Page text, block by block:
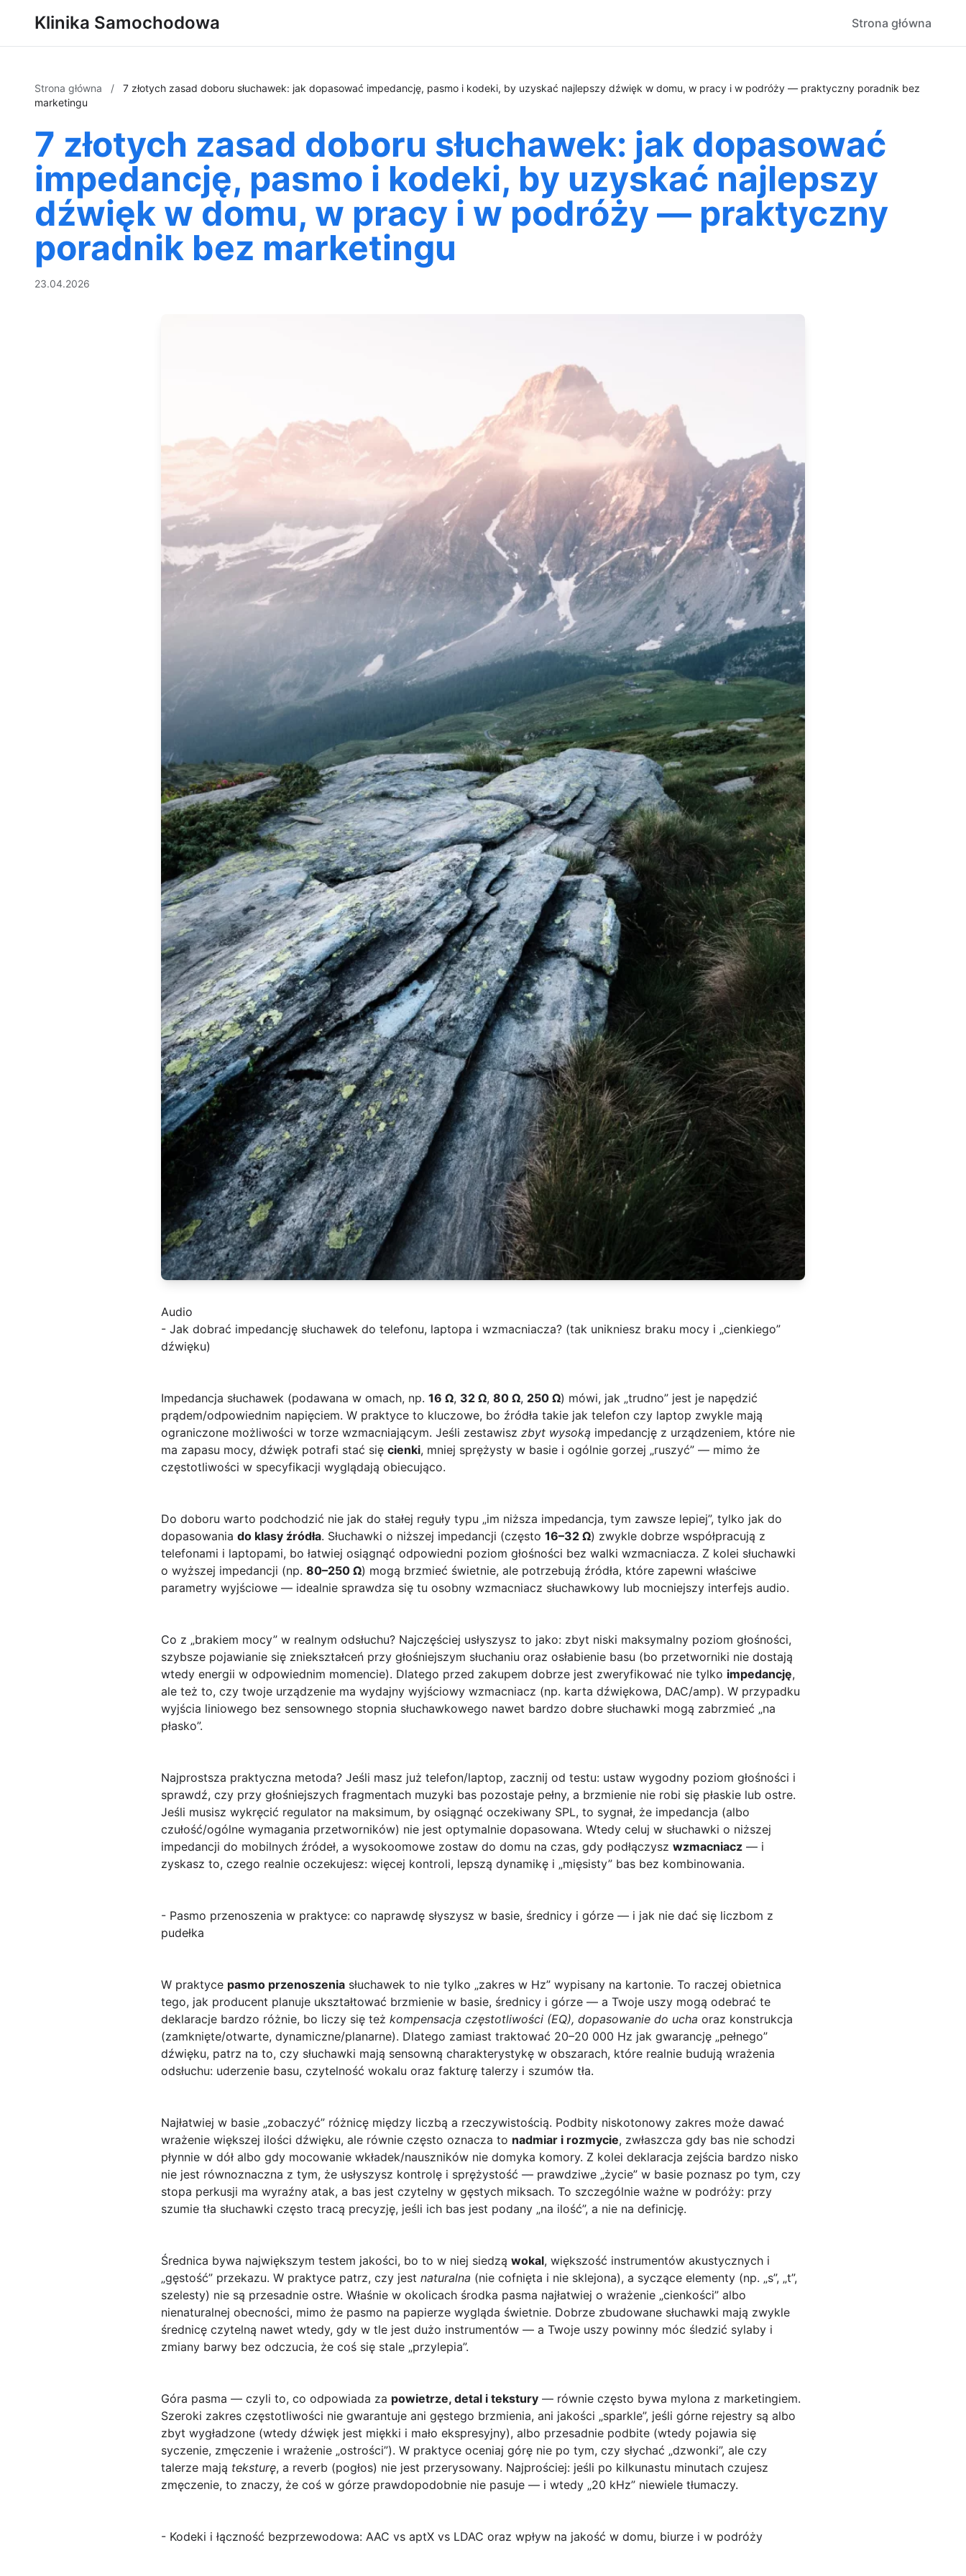
Klinika Samochodowa Strona główna
Strona główna /
7 złotych zasad doboru słuchawek: jak dopasować impedancję, pasmo i kodeki, by uzyskać najlepszy dźwięk w domu, w pracy i w podróży — praktyczny poradnik bez
marketingu
7 złotych zasad doboru słuchawek: jak dopasować
impedancję, pasmo i kodeki, by uzyskać najlepszy
dźwięk w domu, w pracy i w podróży — praktyczny
poradnik bez marketingu
23.04.2026
Audio
- Jak dobrać impedancję słuchawek do telefonu, laptopa i wzmacniacza? (tak unikniesz braku mocy i „cienkiego”
dźwięku)
Impedancja słuchawek (podawana w omach, np. 16 Ω, 32 Ω, 80 Ω, 250 Ω) mówi, jak „trudno” jest je napędzić
prądem/odpowiednim napięciem. W praktyce to kluczowe, bo źródła takie jak telefon czy laptop zwykle mają
ograniczone możliwości w torze wzmacniającym. Jeśli zestawisz zbyt wysoką impedancję z urządzeniem, które nie
ma zapasu mocy, dźwięk potrafi stać się cienki, mniej sprężysty w basie i ogólnie gorzej „ruszyć” — mimo że
częstotliwości w specyfikacji wyglądają obiecująco.
Do doboru warto podchodzić nie jak do stałej reguły typu „im niższa impedancja, tym zawsze lepiej”, tylko jak do
dopasowania do klasy źródła. Słuchawki o niższej impedancji (często 16–32 Ω) zwykle dobrze współpracują z
telefonami i laptopami, bo łatwiej osiągnąć odpowiedni poziom głośności bez walki wzmacniacza. Z kolei słuchawki
o wyższej impedancji (np. 80–250 Ω) mogą brzmieć świetnie, ale potrzebują źródła, które zapewni właściwe
parametry wyjściowe — idealnie sprawdza się tu osobny wzmacniacz słuchawkowy lub mocniejszy interfejs audio.
Co z „brakiem mocy” w realnym odsłuchu? Najczęściej usłyszysz to jako: zbyt niski maksymalny poziom głośności,
szybsze pojawianie się zniekształceń przy głośniejszym słuchaniu oraz osłabienie basu (bo przetworniki nie dostają
wtedy energii w odpowiednim momencie). Dlatego przed zakupem dobrze jest zweryfikować nie tylko impedancję,
ale też to, czy twoje urządzenie ma wydajny wyjściowy wzmacniacz (np. karta dźwiękowa, DAC/amp). W przypadku
wyjścia liniowego bez sensownego stopnia słuchawkowego nawet bardzo dobre słuchawki mogą zabrzmieć „na
płasko”.
Najprostsza praktyczna metoda? Jeśli masz już telefon/laptop, zacznij od testu: ustaw wygodny poziom głośności i
sprawdź, czy przy głośniejszych fragmentach muzyki bas pozostaje pełny, a brzmienie nie robi się płaskie lub ostre.
Jeśli musisz wykręcić regulator na maksimum, by osiągnąć oczekiwany SPL, to sygnał, że impedancja (albo
czułość/ogólne wymagania przetworników) nie jest optymalnie dopasowana. Wtedy celuj w słuchawki o niższej
impedancji do mobilnych źródeł, a wysokoomowe zostaw do domu na czas, gdy podłączysz wzmacniacz — i
zyskasz to, czego realnie oczekujesz: więcej kontroli, lepszą dynamikę i „mięsisty” bas bez kombinowania.
- Pasmo przenoszenia w praktyce: co naprawdę słyszysz w basie, średnicy i górze — i jak nie dać się liczbom z
pudełka
W praktyce pasmo przenoszenia słuchawek to nie tylko „zakres w Hz” wypisany na kartonie. To raczej obietnica
tego, jak producent planuje ukształtować brzmienie w basie, średnicy i górze — a Twoje uszy mogą odebrać te
deklaracje bardzo różnie, bo liczy się też kompensacja częstotliwości (EQ), dopasowanie do ucha oraz konstrukcja
(zamknięte/otwarte, dynamiczne/planarne). Dlatego zamiast traktować 20–20 000 Hz jak gwarancję „pełnego”
dźwięku, patrz na to, czy słuchawki mają sensowną charakterystykę w obszarach, które realnie budują wrażenia
odsłuchu: uderzenie basu, czytelność wokalu oraz fakturę talerzy i szumów tła.
Najłatwiej w basie „zobaczyć” różnicę między liczbą a rzeczywistością. Podbity niskotonowy zakres może dawać
wrażenie większej ilości dźwięku, ale równie często oznacza to nadmiar i rozmycie, zwłaszcza gdy bas nie schodzi
płynnie w dół albo gdy mocowanie wkładek/nauszników nie domyka komory. Z kolei deklaracja zejścia bardzo nisko
nie jest równoznaczna z tym, że usłyszysz kontrolę i sprężystość — prawdziwe „życie” w basie poznasz po tym, czy
stopa perkusji ma wyraźny atak, a bas jest czytelny w gęstych miksach. To szczególnie ważne w podróży: przy
szumie tła słuchawki często tracą precyzję, jeśli ich bas jest podany „na ilość”, a nie na definicję.
Średnica bywa największym testem jakości, bo to w niej siedzą wokal, większość instrumentów akustycznych i
„gęstość” przekazu. W praktyce patrz, czy jest naturalna (nie cofnięta i nie sklejona), a syczące elementy (np. „s”, „t”,
szelesty) nie są przesadnie ostre. Właśnie w okolicach środka pasma najłatwiej o wrażenie „cienkości” albo
nienaturalnej obecności, mimo że pasmo na papierze wygląda świetnie. Dobrze zbudowane słuchawki mają zwykle
średnicę czytelną nawet wtedy, gdy w tle jest dużo instrumentów — a Twoje uszy powinny móc śledzić sylaby i
zmiany barwy bez odczucia, że coś się stale „przylepia”.
Góra pasma — czyli to, co odpowiada za powietrze, detal i tekstury — równie często bywa mylona z marketingiem.
Szeroki zakres częstotliwości nie gwarantuje ani gęstego brzmienia, ani jakości „sparkle”, jeśli górne rejestry są albo
zbyt wygładzone (wtedy dźwięk jest miękki i mało ekspresyjny), albo przesadnie podbite (wtedy pojawia się
syczenie, zmęczenie i wrażenie „ostrości”). W praktyce oceniaj górę nie po tym, czy słychać „dzwonki”, ale czy
talerze mają teksturę, a reverb (pogłos) nie jest przerysowany. Najprościej: jeśli po kilkunastu minutach czujesz
zmęczenie, to znaczy, że coś w górze prawdopodobnie nie pasuje — i wtedy „20 kHz” niewiele tłumaczy.
- Kodeki i łączność bezprzewodowa: AAC vs aptX vs LDAC oraz wpływ na jakość w domu, biurze i w podróży